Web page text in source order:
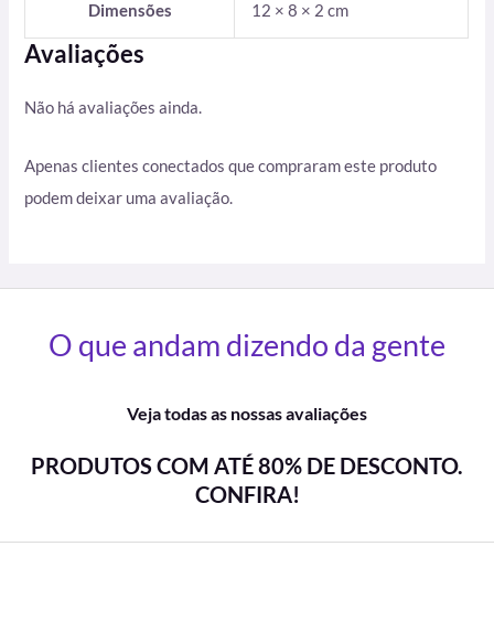
Dimensões 12 × 8 × 2 cm
Avaliações
Não há avaliações ainda.
Apenas clientes conectados que compraram este produto
podem deixar uma avaliação.
O que andam dizendo da gente
Veja todas as nossas avaliações
PRODUTOS COM ATÉ 80% DE DESCONTO.
CONFIRA!